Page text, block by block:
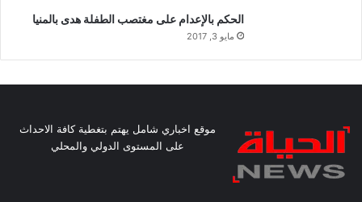
الحكم بالإعدام على مغتصب الطفلة هدى بالمنيا
مايو 3, 2017
موقع اخباري شامل يهتم بتغطية كافة الاحداث
على المستوى الدولي والمحلي